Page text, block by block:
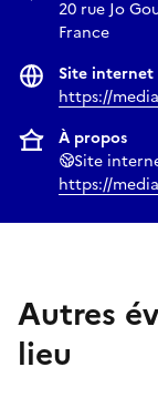
20 rue Jo
France
Site internet
https://
À propos
Site
https://
Autres
lieu